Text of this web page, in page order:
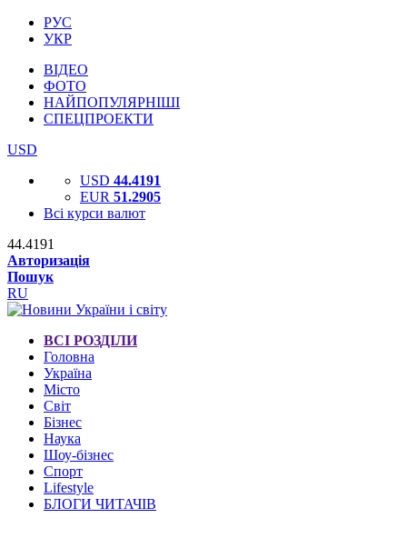
РУС
УКР
ВІДЕО
ФОТО
НАЙПОПУЛЯРНІШІ
СПЕЦПРОЕКТИ
USD
USD 44.4191
EUR 51.2905
Всі курси валют
44.4191
Авторизація
Пошук
RU
ВСІ РОЗДІЛИ
Головна
Україна
Місто
Світ
Бізнес
Наука
Шоу-бізнес
Спорт
Lifestyle
БЛОГИ ЧИТАЧІВ